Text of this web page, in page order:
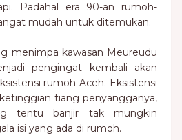
Padahal era 90-an rumoh-
mudah untuk ditemukan.
menimpa kawasan Meureudu
pengingat kembali akan
rumoh Aceh. Eksistensi
tiang penyangganya,
tentu banjir tak mungkin
isi yang ada di rumoh.